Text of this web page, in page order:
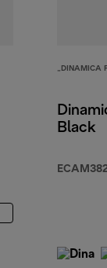
„DINAMICA
Black